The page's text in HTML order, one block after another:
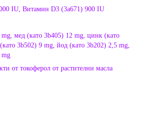
IU, Витамин D3 (3a671) 900 IU
мед (като 3b405) 12 mg, цинк (като
3b502) 9 mg, йод (като 3b202) 2,5 mg,
mg
от токоферол от растителни масла